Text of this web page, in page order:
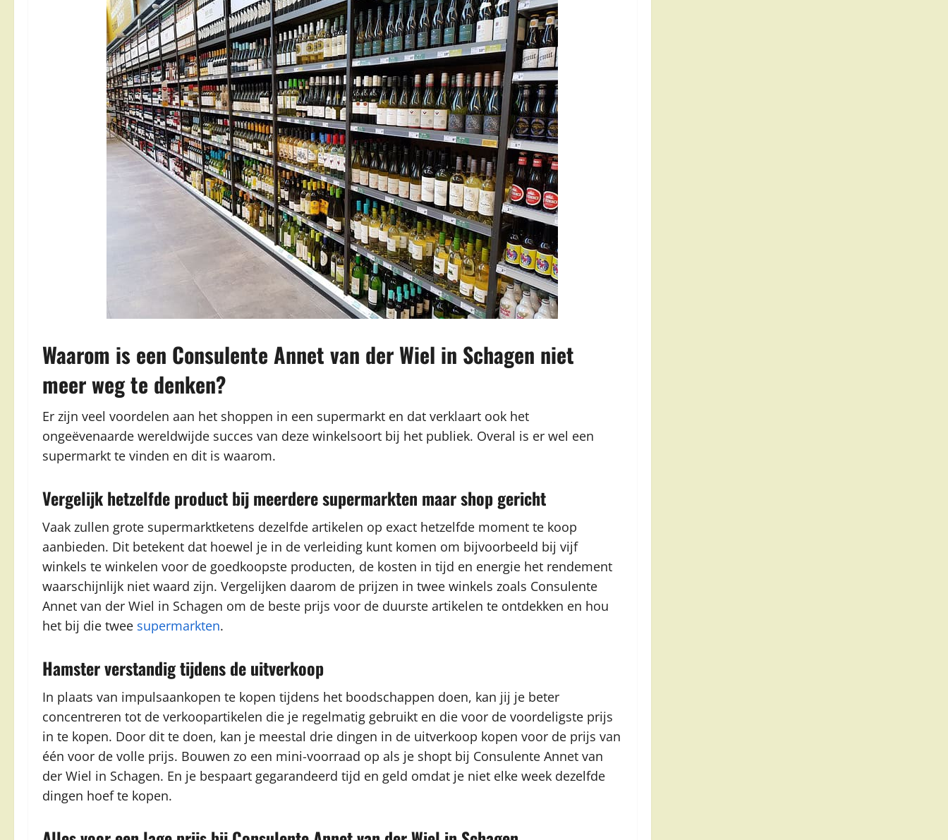
Waarom is een Consulente Annet van der Wiel in Schagen niet
meer weg te denken?
Er zijn veel voordelen aan het shoppen in een supermarkt en dat verklaart ook het
ongeëvenaarde wereldwijde succes van deze winkelsoort bij het publiek. Overal is er wel een
supermarkt te vinden en dit is waarom.
Vergelijk hetzelfde product bij meerdere supermarkten maar shop gericht
Vaak zullen grote supermarktketens dezelfde artikelen op exact hetzelfde moment te koop
aanbieden. Dit betekent dat hoewel je in de verleiding kunt komen om bijvoorbeeld bij vijf
winkels te winkelen voor de goedkoopste producten, de kosten in tijd en energie het rendement
waarschijnlijk niet waard zijn. Vergelijken daarom de prijzen in twee winkels zoals Consulente
Annet van der Wiel in Schagen om de beste prijs voor de duurste artikelen te ontdekken en hou
het bij die twee supermarkten.
Hamster verstandig tijdens de uitverkoop
In plaats van impulsaankopen te kopen tijdens het boodschappen doen, kan jij je beter
concentreren tot de verkoopartikelen die je regelmatig gebruikt en die voor de voordeligste prijs
in te kopen. Door dit te doen, kan je meestal drie dingen in de uitverkoop kopen voor de prijs van
één voor de volle prijs. Bouwen zo een mini-voorraad op als je shopt bij Consulente Annet van
der Wiel in Schagen. En je bespaart gegarandeerd tijd en geld omdat je niet elke week dezelfde
dingen hoef te kopen.